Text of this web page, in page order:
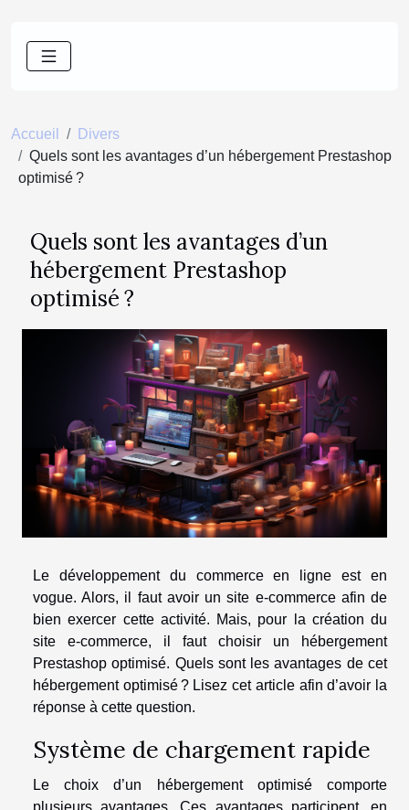
Accueil
Divers
Quels sont les avantages d’un hébergement Prestashop
optimisé ?
Quels sont les avantages d’un
hébergement Prestashop
optimisé ?
Le développement du commerce en ligne est en
vogue. Alors, il faut avoir un site e-commerce afin de
bien exercer cette activité. Mais, pour la création du
site e-commerce, il faut choisir un hébergement
Prestashop optimisé. Quels sont les avantages de cet
hébergement optimisé ? Lisez cet article afin d’avoir la
réponse à cette question.
Système de chargement rapide
Le choix d’un hébergement optimisé comporte